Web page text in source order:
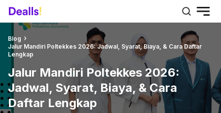
Blog
Jalur Mandiri Poltekkes 2026: Jadwal, Syarat, Biaya, & Cara Daftar
Lengkap
Jalur Mandiri Poltekkes 2026:
Jadwal, Syarat, Biaya, & Cara
Daftar Lengkap